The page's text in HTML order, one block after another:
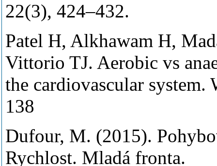
22(3), 424–432.
Patel H, Alkhawam H,
Vittorio TJ. Aerobic vs
the cardiovascular
138
Dufour, M. (2015).
Rychlost. Mladá fronta.